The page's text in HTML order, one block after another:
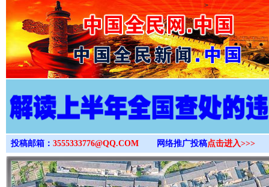
>
投稿邮箱： 3555333776@QQ.COM 网络推广投稿点击进入>>>